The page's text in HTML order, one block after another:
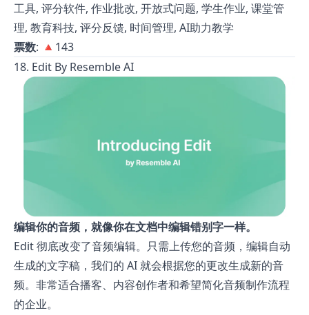
工具, 评分软件, 作业批改, 开放式问题, 学生作业, 课堂管
理, 教育科技, 评分反馈, 时间管理, AI助力教学
票数: 🔺143
18. Edit By Resemble AI
编辑你的音频，就像你在文档中编辑错别字一样。
Edit 彻底改变了音频编辑。只需上传您的音频，编辑自动
生成的文字稿，我们的 AI 就会根据您的更改生成新的音
频。非常适合播客、内容创作者和希望简化音频制作流程
的企业。